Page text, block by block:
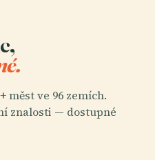
měst ve 96 zemích.
znalosti — dostupné